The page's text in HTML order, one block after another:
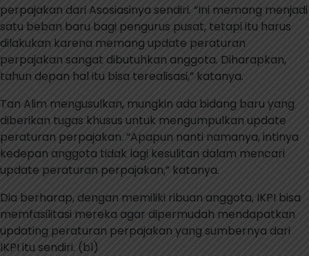
perpajakan dari Asosiasinya sendiri. “Ini memang menjadi
satu beban baru bagi pengurus pusat, tetapi itu harus
dilakukan karena memang update peraturan
perpajakan sangat dibutuhkan anggota. Diharapkan,
tahun depan hal itu bisa terealisasi,” katanya.
Tan Alim mengusulkan, mungkin ada bidang baru yang
diberikan tugas khusus untuk mengumpulkan update
peraturan perpajakan. “Apapun nanti namanya, intinya
kedepan anggota tidak lagi kesulitan dalam mencari
update peraturan perpajakan,” katanya.
Dia berharap, dengan memiliki ribuan anggota, IKPI bisa
memfasilitasi mereka agar dipermudah mendapatkan
updating peraturan perpajakan yang sumbernya dari
IKPI itu sendiri. (bl)